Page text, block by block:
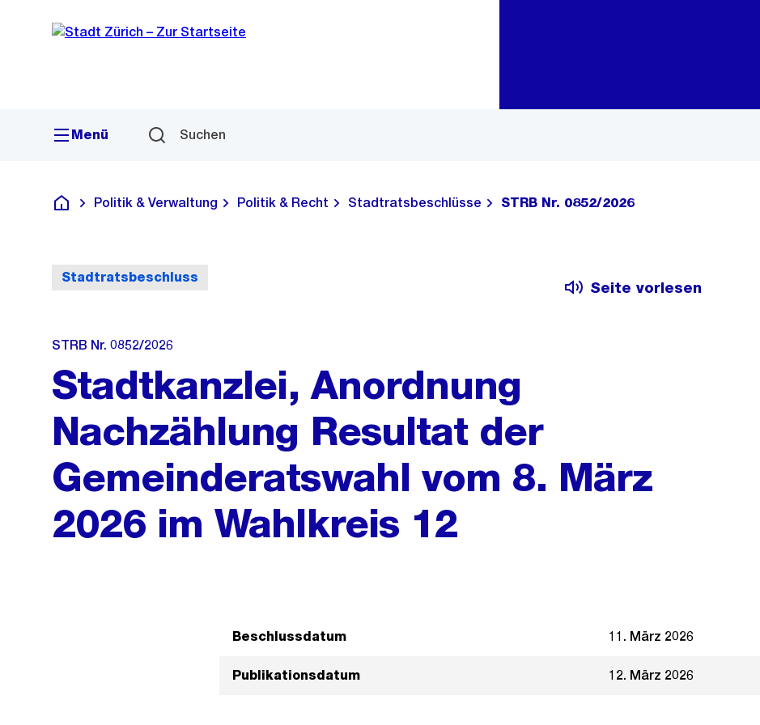
Navigation
Sprunglink
Menü Suchen
Deutsch
Politik & Verwaltung Politik & Recht Stadtratsbeschlüsse STRB Nr. 0852/2026
Stadtratsbeschluss
Seite vorlesen
STRB Nr. 0852/2026
Stadtkanzlei, Anordnung
Nachzählung Resultat der
Gemeinderatswahl vom 8. März
2026 im Wahlkreis 12
Beschlussdatum 11. März 2026
Publikationsdatum 12. März 2026